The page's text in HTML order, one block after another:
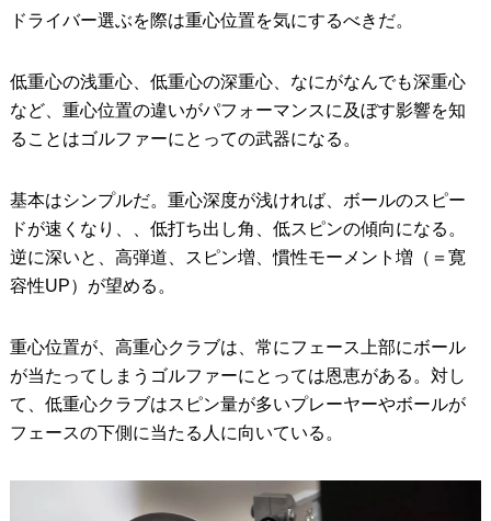
ドライバー選ぶを際は重心位置を気にするべきだ。
低重心の浅重心、低重心の深重心、なにがなんでも深重心
など、重心位置の違いがパフォーマンスに及ぼす影響を知
ることはゴルファーにとっての武器になる。
基本はシンプルだ。重心深度が浅ければ、ボールのスピー
ドが速くなり、、低打ち出し角、低スピンの傾向になる。
逆に深いと、高弾道、スピン増、慣性モーメント増（＝寛
容性UP）が望める。
重心位置が、高重心クラブは、常にフェース上部にボール
が当たってしまうゴルファーにとっては恩恵がある。対し
て、低重心クラブはスピン量が多いプレーヤーやボールが
フェースの下側に当たる人に向いている。
IRONS アイアン
WEDGES ウェッジ
PUTTERS パター
Editor’s Picks 編集部のおすすめ
Our Team 私たちのチーム
Our Mission
ABOUT US MyGolfSpyJapanとは？